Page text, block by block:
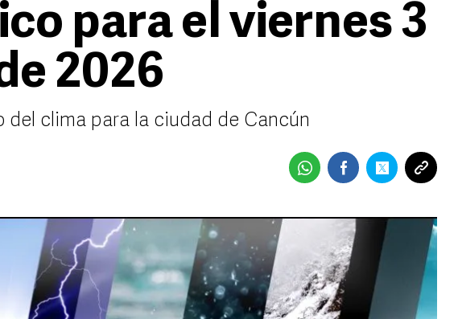
para el viernes 3
2026
clima para la ciudad de Cancún